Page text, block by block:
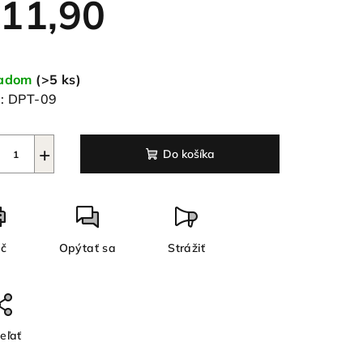
(>5 ks)
DPT-09
+ Do košíka
Opýtať sa Strážiť